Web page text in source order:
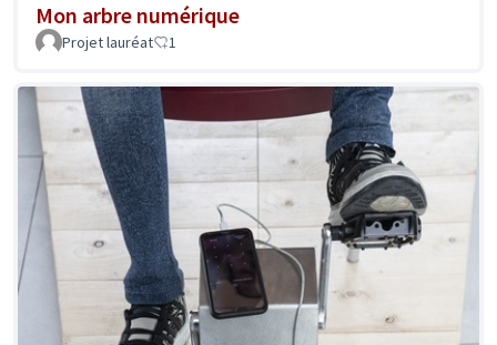
Mon arbre numérique
Projet lauréat 1